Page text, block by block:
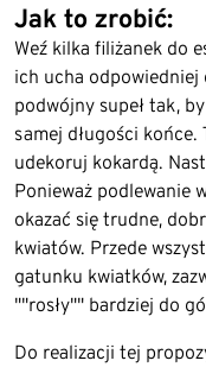
Jak to zrobić:
Weź kilka filiżanek do
ich ucha odpowiedniej
podwójny supeł tak,
samej długości końce.
udekoruj kokardą.
Ponieważ podlewanie
okazać się trudne,
kwiatów. Przede
gatunku kwiatków,
""rosły"" bardziej do
Do realizacji tej